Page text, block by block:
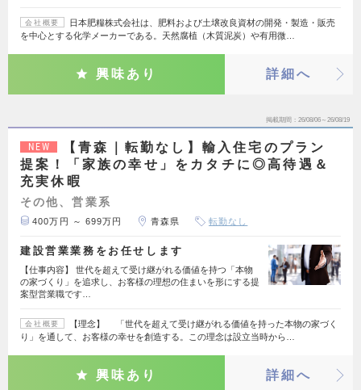
会社概要
日本肥糧株式会社は、肥料および土壌改良資材の開発・製造・販売
を中心とする化学メーカーである。天然腐植（木質泥炭）や有用微…
興味あり 詳細へ
掲載期間 26/08/06～26/08/19
NEW
【青森｜転勤なし】輸入住宅のプラン
提案！「家族の幸せ」をカタチに◎高待遇＆
充実休暇
その他、営業系
400万円 ～ 699万円 青森県 転勤なし
建設営業業務をお任せします
【仕事内容】 世代を超えて受け継がれる価値を持つ「本物
の家づくり」を追求し、お客様の理想の住まいを形にする提
案型営業職です…
会社概要
【理念】 「世代を超えて受け継がれる価値を持った本物の家づく
り」を通して、お客様の幸せを創造する。この理念は設立当時から…
興味あり 詳細へ